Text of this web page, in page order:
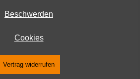
Beschwerden
Cookies
Vertrag widerrufen